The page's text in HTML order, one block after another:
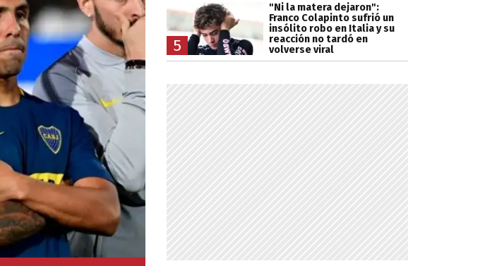
5
"Ni la matera dejaron":
Franco Colapinto sufrió un
insólito robo en Italia y su
reacción no tardó en
volverse viral